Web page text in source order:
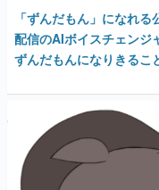
「ずんだもん」になれ
配信のAIボイスチェンジ
ずんだもんになりきるこ